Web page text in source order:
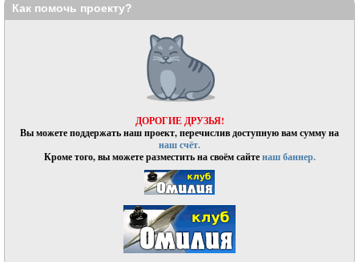
Как помочь проекту?
ДОРОГИЕ ДРУЗЬЯ!
Вы можете поддержать наш проект, перечислив доступную вам сумму на
наш счёт.
Кроме того, вы можете разместить на своём сайтенаш баннер.